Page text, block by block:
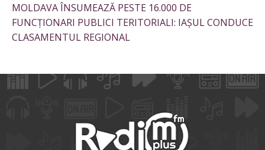
MOLDAVA ÎNSUMEAZĂ PESTE 16.000 DE
FUNCȚIONARI PUBLICI TERITORIALI: IAȘUL CONDUCE
CLASAMENTUL REGIONAL